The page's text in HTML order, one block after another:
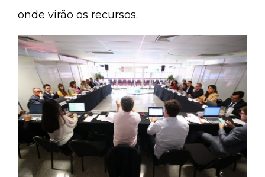
onde virão os recursos.